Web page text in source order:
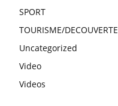
SPORT
TOURISME/DECOUVERTE
Uncategorized
Video
Videos